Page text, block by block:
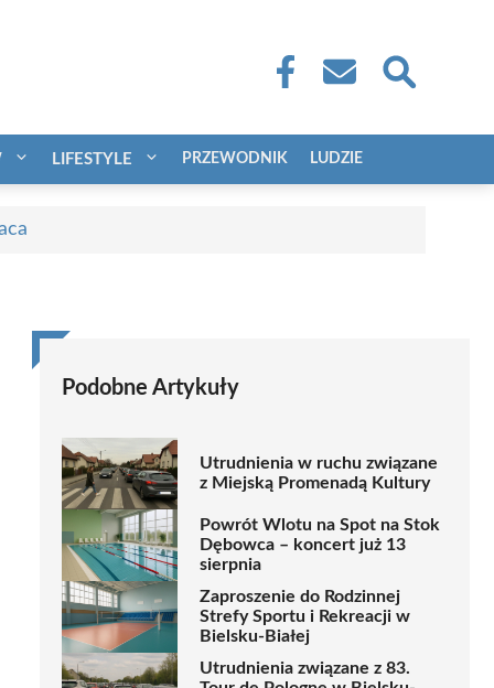
LIFESTYLE PRZEWODNIK LUDZIE
Podobne Artykuły
Utrudnienia w ruchu związane
z Miejską Promenadą Kultury
Powrót Wlotu na Spot na Stok
Dębowca – koncert już 13
sierpnia
Zaproszenie do Rodzinnej
Strefy Sportu i Rekreacji w
Bielsku-Białej
Utrudnienia związane z 83.